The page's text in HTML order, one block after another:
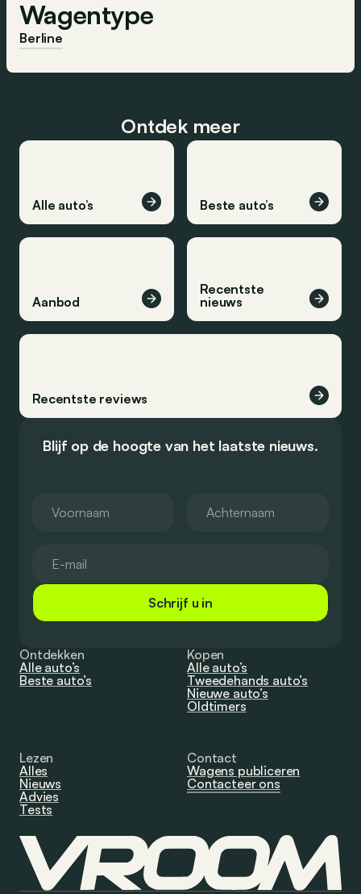
Wagentype
Berline
Ontdek meer
Alle auto’s Beste auto’s
Aanbod
Recentste
nieuws
Recentste reviews
Blijf op de hoogte van het laatste nieuws.
Schrijf u in
Ontdekken
Alle auto’s
Beste auto’s
Kopen
Alle auto’s
Tweedehands auto’s
Nieuwe auto’s
Oldtimers
Lezen
Alles
Nieuws
Advies
Tests
Contact
Wagens publiceren
Contacteer ons